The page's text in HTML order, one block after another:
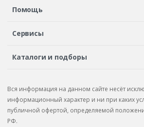
Регистрация или вход
Помощь
Шины в кредит
Сервисы
Автосервисы
Бонусная программа
Рекламации по услугам
Каталоги и подборы
Подбор запчастей
Каталог запчастей
Вся информация на данном сайте несёт
информационный характер и ни при каких
публичной офертой, определяемой
РФ.